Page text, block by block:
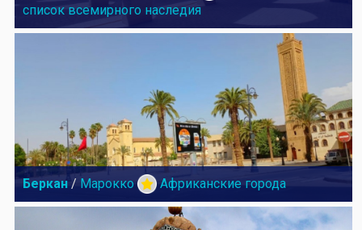
список всемирного наследия
Беркан / Марокко Африканские города